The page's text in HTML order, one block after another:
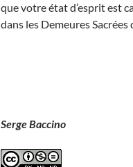
que votre état d’esprit est
dans les Demeures Sacrées
Serge Baccino